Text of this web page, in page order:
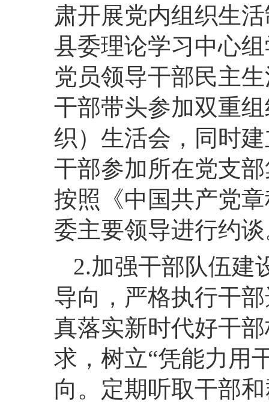
肃开展党内组织生
县委理论学习中心
党员领导干部民主
干部带头参加双重
织）生活会，同时
干部参加所在党支
按照《中国共产党
委主要领导进行约
2.加强干部队伍建
导向，严格执行干
真落实新时代好干
求，树立“凭能力用
向。定期听取干部